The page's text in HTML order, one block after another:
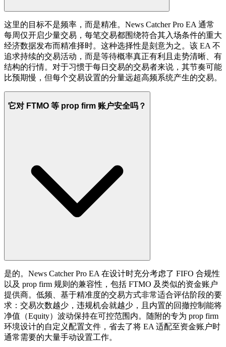
这里的目标不是频率，而是精准。News Catcher Pro EA 通常
每周仅开启少量交易，每笔交易都围绕符合其入场条件的重大
经济数据发布而精准择时。这种选择性是刻意为之。该 EA 不
追求持续的交易活动，而是等待概率真正有利且走势清晰、有
结构的行情。对于习惯于每日交易的交易者来说，其节奏可能
比预期慢，但每个交易设置的分量远超高频系统产生的交易。
它对 FTMO 等 prop firm 账户安全吗？
是的。News Catcher Pro EA 在设计时充分考虑了 FIFO 合规性
以及 prop firm 规则的兼容性，包括 FTMO 及类似的资金账户
提供商。低频、基于精准度的交易方式非常适合评估阶段的要
求：交易次数越少，违规机会就越少，且内置的回撤控制能将
净值（Equity）波动保持在可控范围内。随附的专为 prop firm
环境设计的自定义配置文件，省去了将 EA 适配至资金账户时
通常需要的大量手动设置工作。